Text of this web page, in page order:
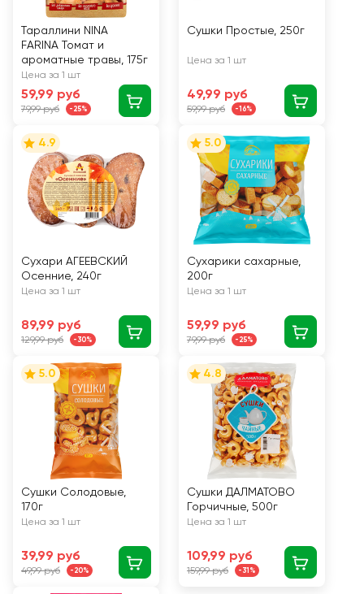
Тараллини NINA
FARINA Томат и
ароматные травы, 175г
Цена за 1 шт
59,99 руб
79,99 руб -25%
Сушки Простые, 250г
Цена за 1 шт
49,99 руб
59,99 руб -16%
4.9
Сухари АГЕЕВСКИЙ
Осенние, 240г
Цена за 1 шт
89,99 руб
129,99 руб -30%
5.0
Сухарики сахарные,
200г
Цена за 1 шт
59,99 руб
79,99 руб -25%
5.0
Сушки Солодовые,
170г
Цена за 1 шт
39,99 руб
49,99 руб -20%
4.8
Сушки ДАЛМАТОВО
Горчичные, 500г
Цена за 1 шт
109,99 руб
159,99 руб -31%